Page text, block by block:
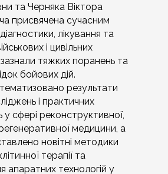
та Черняка Віктора
присвячена сучасним
лікування та
і цивільних
зазнали тяжких поранень та
бойових дій.
результати
і практичних
сфері реконструктивної,
медицини, а
новітні методики
терапії та
апаратних технологій у